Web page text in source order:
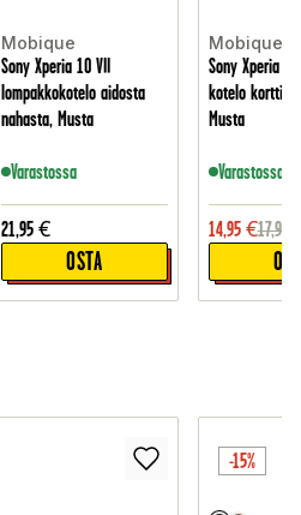
Mobique
Sony Xperia 10 VII
lompakkokotelo aidosta
nahasta, Musta
Varastossa
21,95 €
OSTA
Mobique
Sony Xperia
kotelo
Musta
Varastossa
14,95 €17,95
-15%